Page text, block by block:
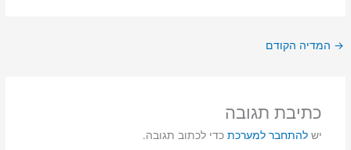
e
o
o
o
o
n
→ המדיה הקודם
כתיבת תגובה
יש להתחבר למערכתכדי לכתוב תגובה.